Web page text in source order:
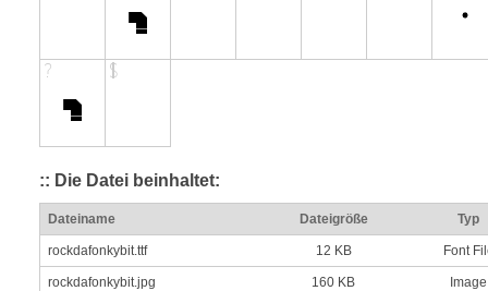
:: Die Datei beinhaltet:
Dateiname Dateigröße Typ
rockdafonkybit.ttf 12 KB Font
rockdafonkybit.jpg 160 KB Image